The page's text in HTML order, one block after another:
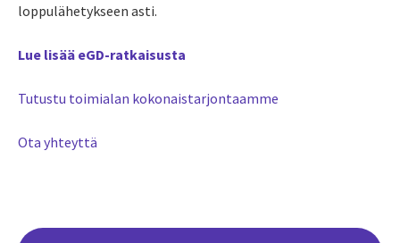
loppulähetykseen asti.
Lue lisää eGD-ratkaisusta
Tutustu toimialan kokonaistarjontaamme
Ota yhteyttä